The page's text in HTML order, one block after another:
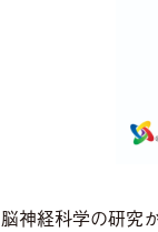
脳神経科学の研究